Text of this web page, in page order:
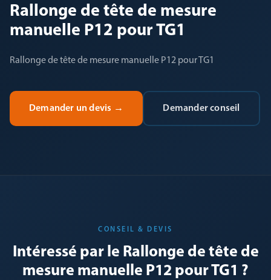
Rallonge de tête de mesure
manuelle P12 pour TG1
Rallonge de tête de mesure manuelle P12 pour TG1
Demander un devis → Demander conseil
CONSEIL & DEVIS
Intéressé par le Rallonge de tête de
mesure manuelle P12 pour TG1 ?